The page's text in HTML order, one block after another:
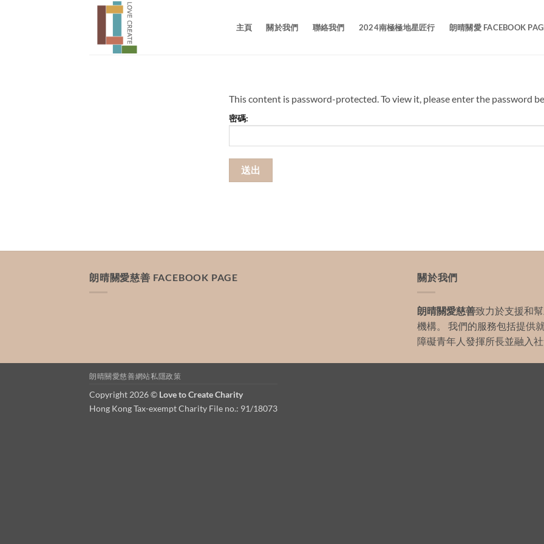
主頁 關於我們 聯絡我們 2024南極極地星匠行 朗晴關愛 FACEBOOK
This content is password-protected. To view it, please enter the password
密碼:
朗晴關愛慈善 FACEBOOK PAGE 關於我們
朗晴關愛慈善致力於支援和
機構。 我們的服務包括提供
障礙青年人發揮所長並融入
朗晴關愛慈善網站私隱政策
Copyright 2026 © Love to Create Charity
Hong Kong Tax-exempt Charity File no.: 91/18073